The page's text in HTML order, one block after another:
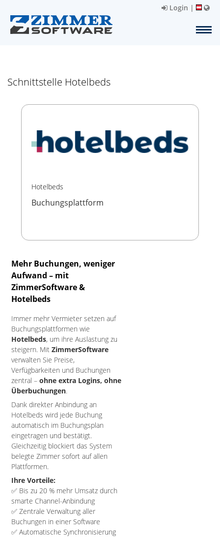
Login |
Schnittstelle Hotelbeds
Hotelbeds
Buchungsplattform
Mehr Buchungen, weniger
Aufwand – mit
ZimmerSoftware &
Hotelbeds
Immer mehr Vermieter setzen auf
Buchungsplattformen wie
Hotelbeds, um ihre Auslastung zu
steigern. Mit ZimmerSoftware
verwalten Sie Preise,
Verfügbarkeiten und Buchungen
zentral – ohne extra Logins, ohne
Überbuchungen.
Dank direkter Anbindung an
Hotelbeds wird jede Buchung
automatisch im Buchungsplan
eingetragen und bestätigt.
Gleichzeitig blockiert das System
belegte Zimmer sofort auf allen
Plattformen.
Ihre Vorteile:
✅ Bis zu 20 % mehr Umsatz durch
smarte Channel-Anbindung
✅ Zentrale Verwaltung aller
Buchungen in einer Software
✅ Automatische Synchronisierung